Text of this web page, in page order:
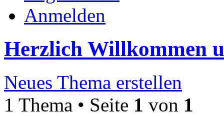
Anmelden
Herzlich Willkommen
Neues Thema erstellen
1 Thema • Seite 1 von 1